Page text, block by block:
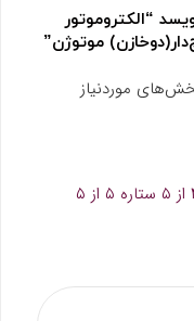
“الکتروموتور
موردنیاز
۵ از ۵